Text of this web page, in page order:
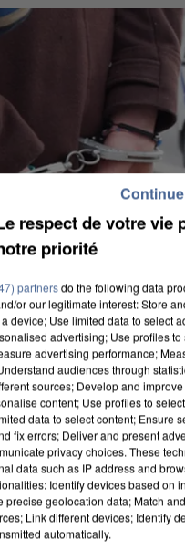
CADRE DE LA DZ
EN ALGÉRIE
respect de votre vie
priorité
partnersdo the following data
or our legitimate interest: Store
device; Use limited data to select
advertising; Use profiles
advertising performance;
audiences through
sources; Develop and
content; Use profiles to
data to select content; Ensure
fix errors; Deliver and present
privacy choices. These
data such as IP address and
Identify devices based on
precise geolocation data; Match
Link different devices; Identify
automatically.